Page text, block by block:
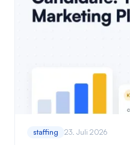
staffing 23. Juli 2026